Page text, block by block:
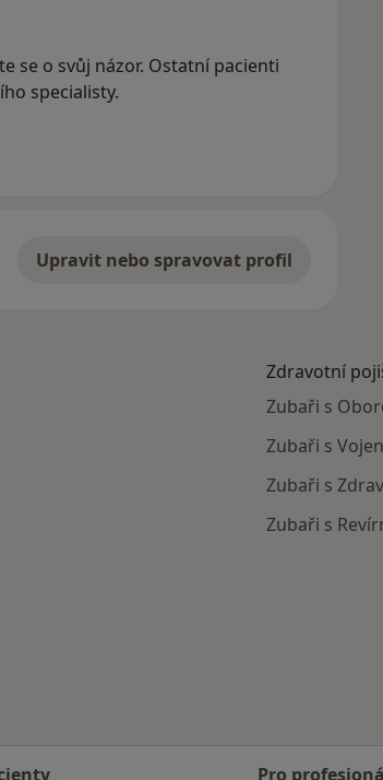
se o svůj názor. Ostatní pacienti
specialisty.
Upravit nebo spravovat profil
Zdravotní
Zubaři s
Zubaři s
Zubaři s
Zubaři s
Pro